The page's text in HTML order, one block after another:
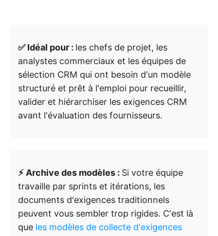
✅ Idéal pour : les chefs de projet, les
analystes commerciaux et les équipes de
sélection CRM qui ont besoin d'un modèle
structuré et prêt à l'emploi pour recueillir,
valider et hiérarchiser les exigences CRM
avant l'évaluation des fournisseurs.
⚡ Archive des modèles : Si votre équipe
travaille par sprints et itérations, les
documents d'exigences traditionnels
peuvent vous sembler trop rigides. C'est là
que les modèles de collecte d'exigences